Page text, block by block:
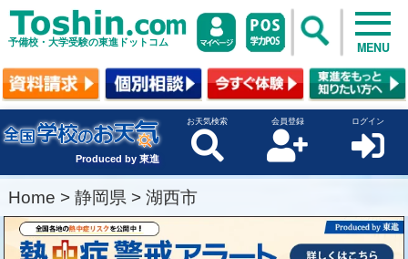
予備校・大学受験の東進ドットコム MENU
Produced by 東進
お天気検索 会員登録 ログイン
Home > 静岡県 > 湖西市